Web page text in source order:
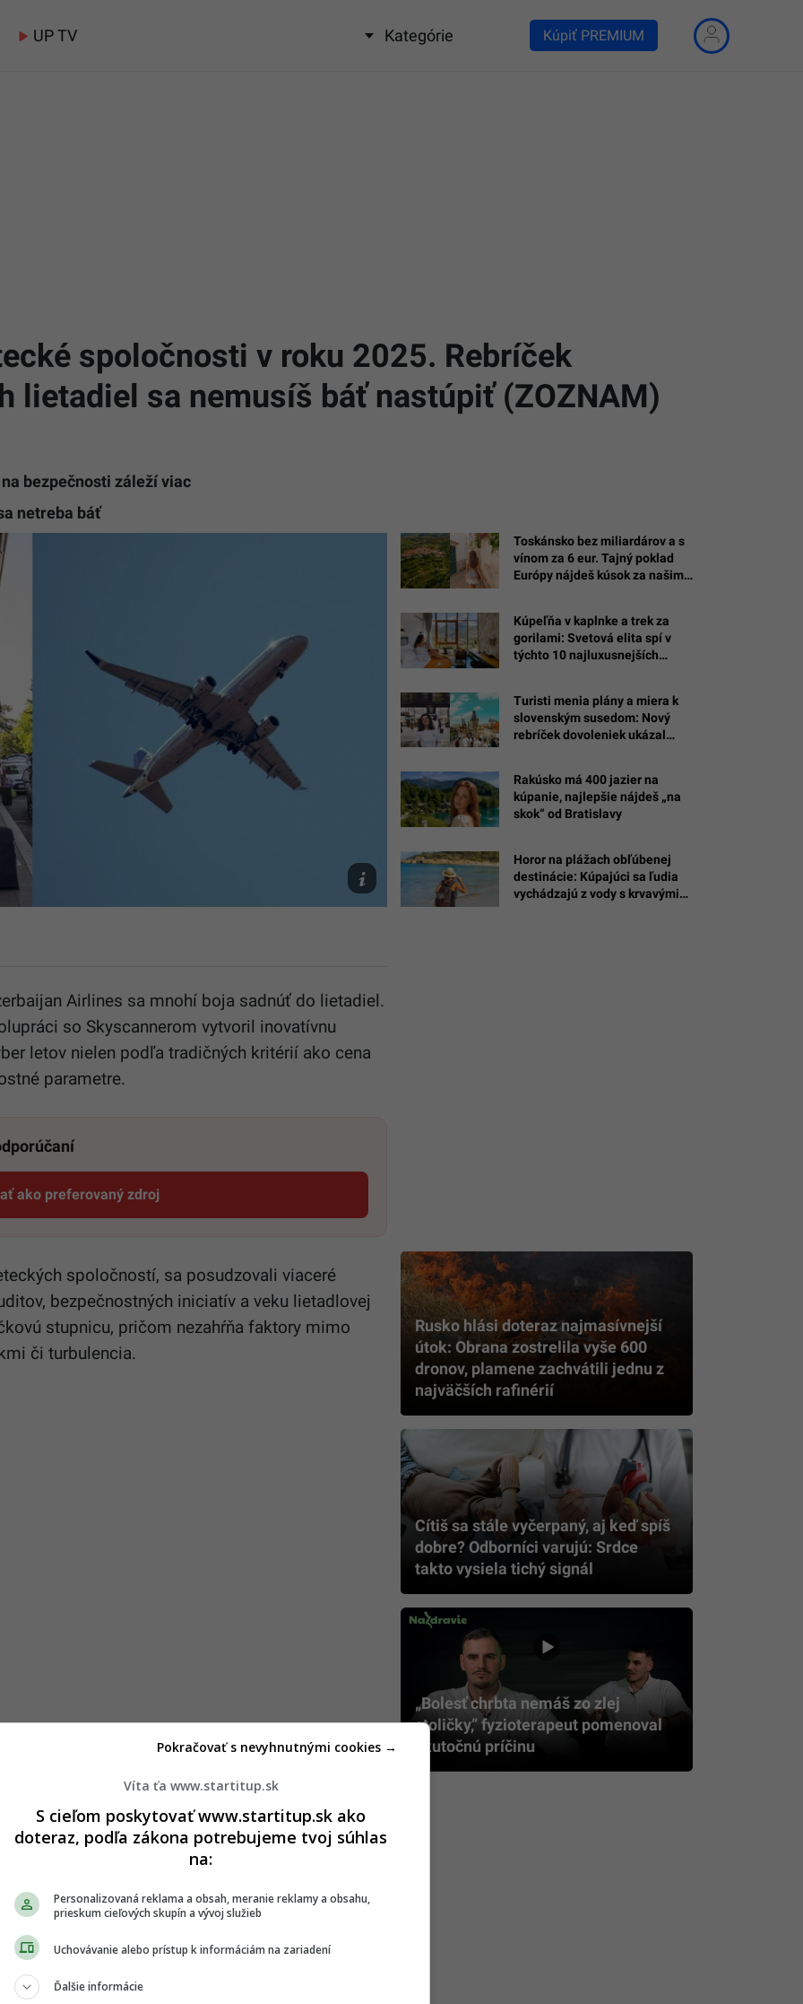
UP TV Kategórie Kúpiť PREMIUM
spoločnosti v roku 2025. Rebríček
lietadiel sa nemusíš báť nastúpiť (ZOZNAM)
bezpečnosti záleží viac
netreba báť
TASR/Jaroslav
Archív
Canva
Airlines sa mnohí boja sadnúť do lietadiel.
so Skyscannerom vytvoril inovatívnu
letov nielen podľa tradičných kritérií ako cena
parametre.
ako preferovaný zdroj
Startitup, odkaz sa otvorí v novom okne
spoločností, sa posudzovali viaceré
bezpečnostných iniciatív a veku lietadlovej
stupnicu, pričom nezahŕňa faktory mimo
či turbulencia.
leteckých spoločností, na svojom
nervóznych letcov je teda platforma záchranou,
nenájdeš
Air New Zealand. Podľa generálnej riaditeľky
ktorú vyspovedal portál
Air New Zealand sa môže pochváliť
Toskánsko bez miliardárov a s
vínom za 6 eur. Tajný poklad
Európy nájdeš kúsok za našimi
Kúpeľňa v kaplnke a trek za
gorilami: Svetová elita spí v
týchto 10 najluxusnejších
Turisti menia plány a miera k
slovenským susedom: Nový
rebríček dovoleniek ukázal
Rakúsko má 400 jazier na
kúpanie, najlepšie nájdeš „na
skok“ od Bratislavy
Horor na plážach obľúbenej
destinácie: Kúpajúci sa ľudia
vychádzajú z vody s krvavými
Rusko hlási doteraz najmasívnejší
útok: Obrana zostrelila vyše 600
dronov, plamene zachvátili jednu z
najväčších rafinérií
Cítiš sa stále vyčerpaný, aj keď spíš
dobre? Odborníci varujú: Srdce
takto vysiela tichý signál
„Bolesť chrbta nemáš zo zlej
stoličky,” fyzioterapeut pomenoval
skutočnú príčinu
Víta ťa www.startitup.sk
S cieľom poskytovať www.startitup.sk ako
doteraz, podľa zákona potrebujeme tvoj súhlas
na:
Personalizovaná reklama a obsah, meranie reklamy a obsahu,
prieskum cieľových skupín a vývoj služieb
Uchovávanie alebo prístup k informáciám na zariadení
Ďalšie informácie
Pokračovať s nevyhnutnými cookies →